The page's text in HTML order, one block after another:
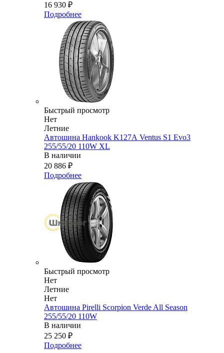
16 930 ₽
Подробнее
Быстрый просмотр
Нет
Летние
Автошина Hankook K127А Ventus S1 Evo3
255/55/20 110W XL
В наличии
20 886 ₽
Подробнее
Быстрый просмотр
Нет
Летние
Нет
Автошина Pirelli Scorpion Verde All Season
255/55/20 110W
В наличии
25 250 ₽
Подробнее